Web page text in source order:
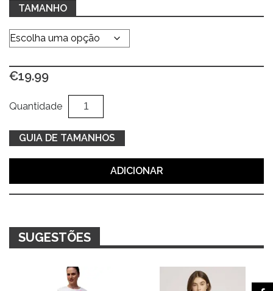
TAMANHO
€19.99
Quantidade
Quantidade
de
Camisola
c/
riscas
GUIA DE TAMANHOS
ADICIONAR
SUGESTÕES